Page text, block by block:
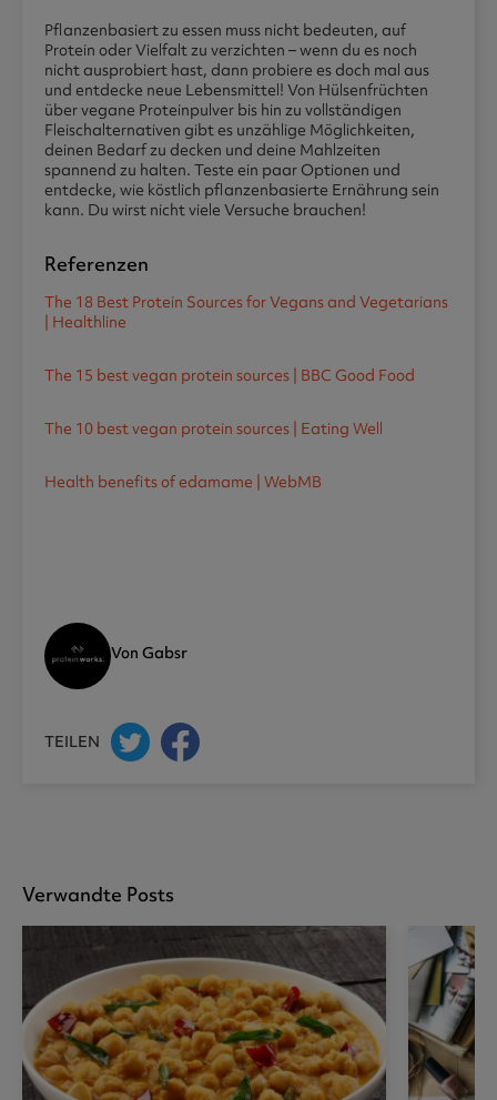
Pflanzenbasiert zu essen muss nicht bedeuten, auf
Protein oder Vielfalt zu verzichten – wenn du es noch
nicht ausprobiert hast, dann probiere es doch mal aus
und entdecke neue Lebensmittel! Von Hülsenfrüchten
über vegane Proteinpulver bis hin zu vollständigen
Fleischalternativen gibt es unzählige Möglichkeiten,
deinen Bedarf zu decken und deine Mahlzeiten
spannend zu halten. Teste ein paar Optionen und
entdecke, wie köstlich pflanzenbasierte Ernährung sein
kann. Du wirst nicht viele Versuche brauchen!
Referenzen
The 18 Best Protein Sources for Vegans and Vegetarians
| Healthline
The 15 best vegan protein sources | BBC Good Food
The 10 best vegan protein sources | Eating Well
Health benefits of edamame | WebMB
Von Gabsr
TEILEN
Verwandte Posts